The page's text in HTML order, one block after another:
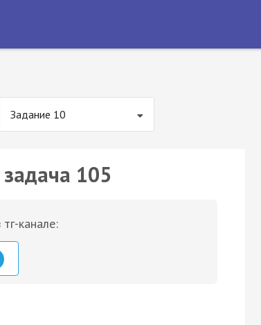
Задание 10
105
канале: